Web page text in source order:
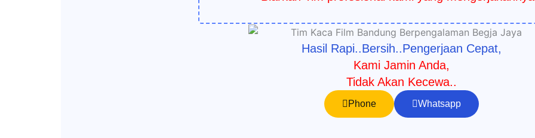
Hasil Rapi..Bersih..Pengerjaan Cepat,
Kami Jamin Anda,
Tidak Akan Kecewa..
Phone Whatsapp